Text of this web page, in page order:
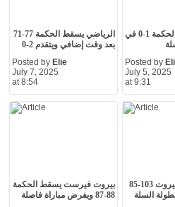
الرياضي يسقط الحكمة 77-71
بعد وقت إضافي ويتقدم 2-0
Posted by Elie
July 7, 2025
at 8:54
الرياضي يتقدم الحكمة 1-0 في
Posted by
July 5, 2025
at 9:31
بيروت فيرست يسقط الحكمة
88-87 ويفرض مباراة فاصلة
الحكمة يسقط بيروت 103-85